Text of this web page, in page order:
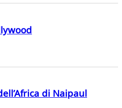
di Naipaul